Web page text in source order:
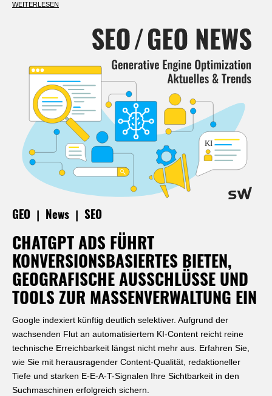
WEITERLESEN
GEO News SEO
CHATGPT ADS FÜHRT
KONVERSIONSBASIERTES BIETEN,
GEOGRAFISCHE AUSSCHLÜSSE UND
TOOLS ZUR MASSENVERWALTUNG EIN
Google indexiert künftig deutlich selektiver. Aufgrund der
wachsenden Flut an automatisiertem KI-Content reicht reine
technische Erreichbarkeit längst nicht mehr aus. Erfahren Sie,
wie Sie mit herausragender Content-Qualität, redaktioneller
Tiefe und starken E-E-A-T-Signalen Ihre Sichtbarkeit in den
Suchmaschinen erfolgreich sichern.